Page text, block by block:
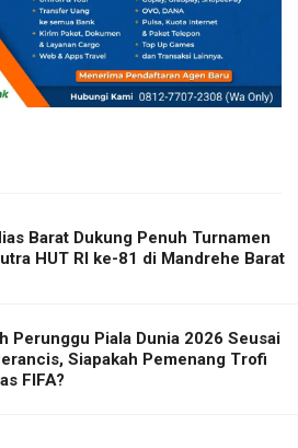
Barat Dukung Penuh Turnamen
HUT RI ke-81 di Mandrehe Barat
Perunggu Piala Dunia 2026 Seusai
Siapakah Pemenang Trofi
FIFA?